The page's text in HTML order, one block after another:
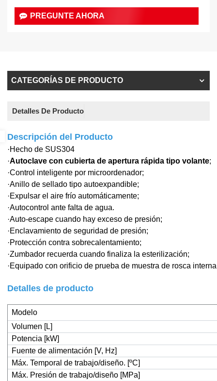
PREGUNTE AHORA
CATEGORÍAS DE PRODUCTO
Detalles De Producto
Descripción del Producto
·Hecho de SUS304
·Autoclave con cubierta de apertura rápida tipo volante;
·Control inteligente por microordenador;
·Anillo de sellado tipo autoexpandible;
·Expulsar el aire frío automáticamente;
·Autocontrol ante falta de agua.
·Auto-escape cuando hay exceso de presión;
·Enclavamiento de seguridad de presión;
·Protección contra sobrecalentamiento;
·Zumbador recuerda cuando finaliza la esterilización;
·Equipado con orificio de prueba de muestra de rosca
Detalles de producto
Modelo
Volumen [L]
Potencia [kW]
Fuente de alimentación [V, Hz]
Máx. Temporal de trabajo/diseño. [ºC]
Máx. Presión de trabajo/diseño [MPa]